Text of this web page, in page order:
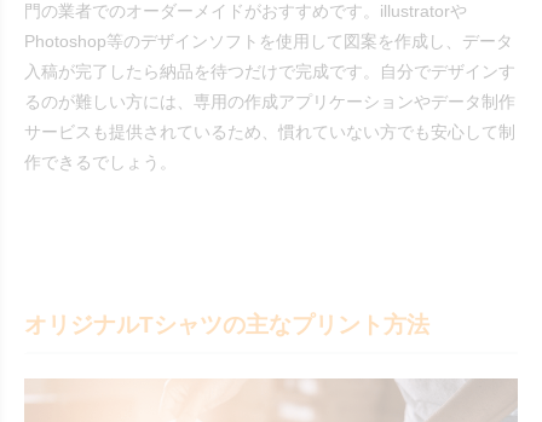
門の業者でのオーダーメイドがおすすめです。illustratorや
Photoshop等のデザインソフトを使用して図案を作成し、データ
入稿が完了したら納品を待つだけで完成です。自分でデザインす
るのが難しい方には、専用の作成アプリケーションやデータ制作
サービスも提供されているため、慣れていない方でも安心して制
作できるでしょう。
オリジナルTシャツの主なプリント方法